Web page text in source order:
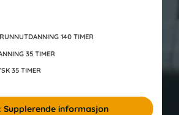
140 TIMER
35 TIMER
35 TIMER
Supplerende informasjon